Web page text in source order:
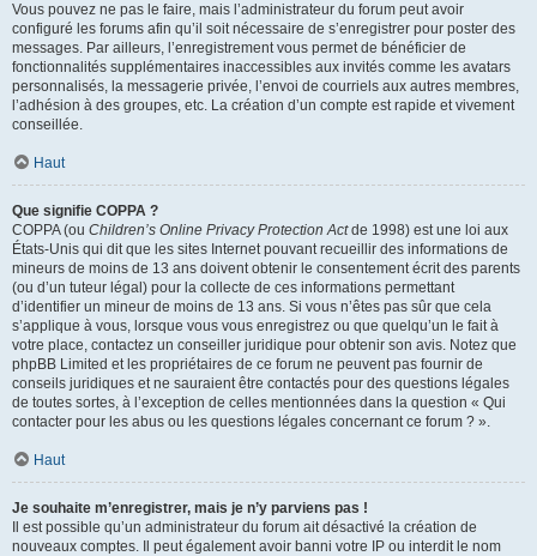
Vous pouvez ne pas le faire, mais l’administrateur du forum peut avoir
configuré les forums afin qu’il soit nécessaire de s’enregistrer pour poster des
messages. Par ailleurs, l’enregistrement vous permet de bénéficier de
fonctionnalités supplémentaires inaccessibles aux invités comme les avatars
personnalisés, la messagerie privée, l’envoi de courriels aux autres membres,
l’adhésion à des groupes, etc. La création d’un compte est rapide et vivement
conseillée.
Haut
Que signifie COPPA ?
COPPA (ou Children’s Online Privacy Protection Actde 1998) est une loi aux
États-Unis qui dit que les sites Internet pouvant recueillir des informations de
mineurs de moins de 13 ans doivent obtenir le consentement écrit des parents
(ou d’un tuteur légal) pour la collecte de ces informations permettant
d’identifier un mineur de moins de 13 ans. Si vous n’êtes pas sûr que cela
s’applique à vous, lorsque vous vous enregistrez ou que quelqu’un le fait à
votre place, contactez un conseiller juridique pour obtenir son avis. Notez que
phpBB Limited et les propriétaires de ce forum ne peuvent pas fournir de
conseils juridiques et ne sauraient être contactés pour des questions légales
de toutes sortes, à l’exception de celles mentionnées dans la question « Qui
contacter pour les abus ou les questions légales concernant ce forum ? ».
Haut
Je souhaite m’enregistrer, mais je n’y parviens pas !
Il est possible qu’un administrateur du forum ait désactivé la création de
nouveaux comptes. Il peut également avoir banni votre IP ou interdit le nom